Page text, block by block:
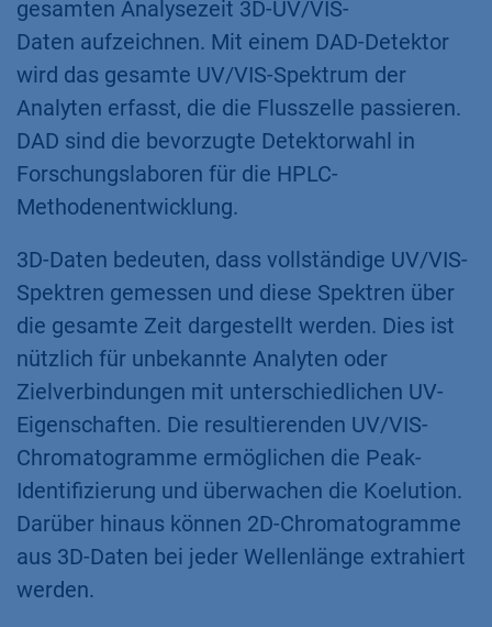
gesamten Analysezeit 3D-UV/VIS-
Daten aufzeichnen. Mit einem DAD-Detektor
wird das gesamte UV/VIS-Spektrum der
Analyten erfasst, die die Flusszelle passieren.
DAD sind die bevorzugte Detektorwahl in
Forschungslaboren für die HPLC-
Methodenentwicklung.
3D-Daten bedeuten, dass vollständige UV/VIS-
Spektren gemessen und diese Spektren über
die gesamte Zeit dargestellt werden. Dies ist
nützlich für unbekannte Analyten oder
Zielverbindungen mit unterschiedlichen UV-
Eigenschaften. Die resultierenden UV/VIS-
Chromatogramme ermöglichen die Peak-
Identifizierung und überwachen die Koelution.
Darüber hinaus können 2D-Chromatogramme
aus 3D-Daten bei jeder Wellenlänge extrahiert
werden.